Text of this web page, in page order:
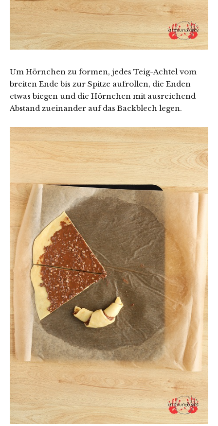
Um Hörnchen zu formen, jedes Teig-Achtel vom
breiten Ende bis zur Spitze aufrollen, die Enden
etwas biegen und die Hörnchen mit ausreichend
Abstand zueinander auf das Backblech legen.